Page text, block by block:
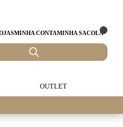
MINHA CONTAMINHA SACOLA
OUTLET